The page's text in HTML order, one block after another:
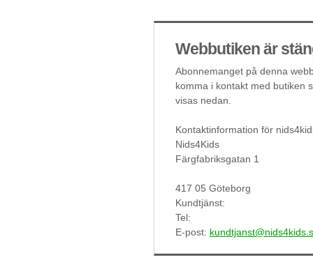
Webbutiken är
Abonnemanget på denna
komma i kontakt med butiken
visas nedan.
Kontaktinformation för
Nids4Kids
Färgfabriksgatan 1
417 05 Göteborg
Kundtjänst:
Tel:
E-post: